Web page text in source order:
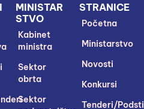
STRANICE
Početna
Ministarstvo
Novosti
Konkursi
Tenderi/
MINISTAR
STVO
Kabinet
ministra
Sektor
obrta
Sektor